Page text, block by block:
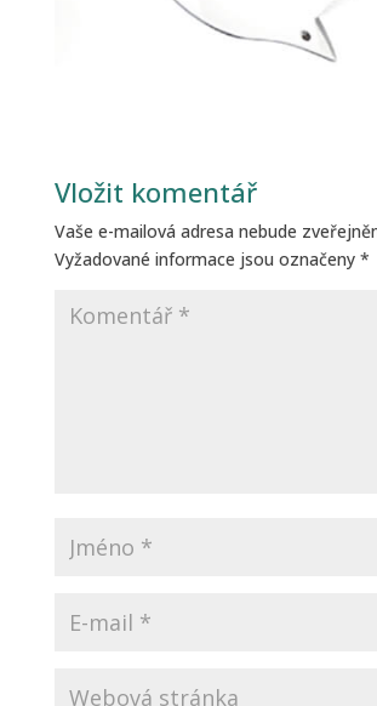
Vložit komentář
Vaše e-mailová adresa nebude
Vyžadované informace jsou označeny *